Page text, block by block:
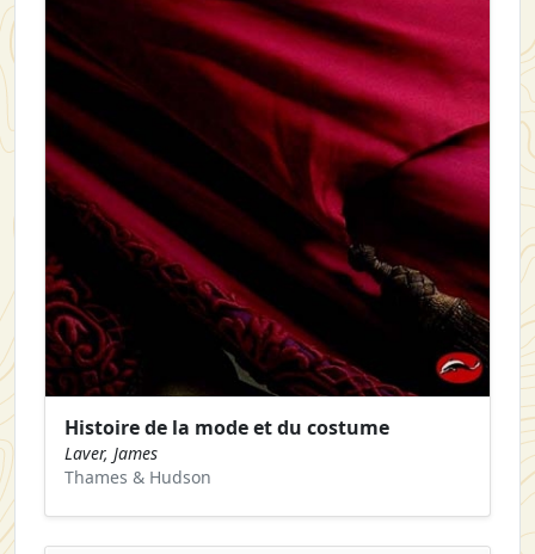
Histoire de la mode et du costume
Laver, James
Thames & Hudson